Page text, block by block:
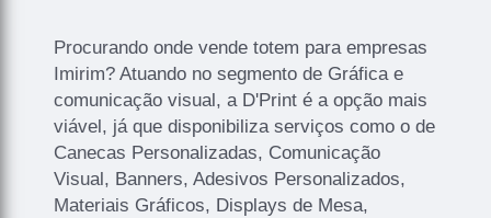
Procurando onde vende totem para empresas
Imirim? Atuando no segmento de Gráfica e
comunicação visual, a D'Print é a opção mais
viável, já que disponibiliza serviços como o de
Canecas Personalizadas, Comunicação
Visual, Banners, Adesivos Personalizados,
Materiais Gráficos, Displays de Mesa,